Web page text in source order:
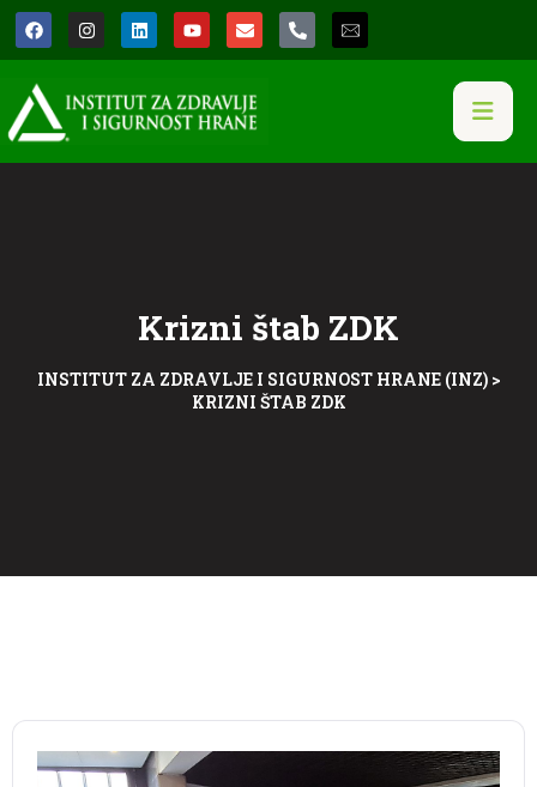
Krizni štab ZDK
INSTITUT ZA ZDRAVLJE I SIGURNOST HRANE (INZ)>
KRIZNI ŠTAB ZDK